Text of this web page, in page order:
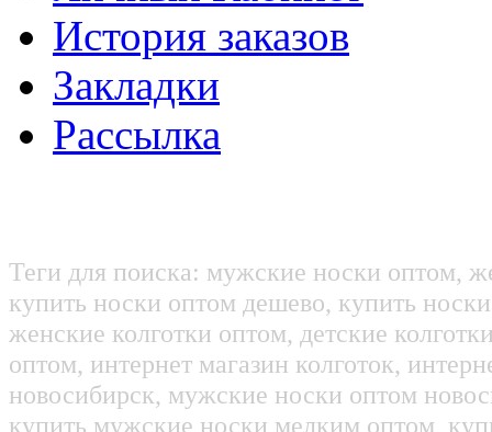
История заказов
Закладки
Рассылка
Теги для поиска: мужские носки оптом,
купить носки оптом дешево, купить
женские колготки оптом, детские
оптом, интернет магазин колготок,
новосибирск, мужские носки оптом
купить мужские носки мелким оптом,